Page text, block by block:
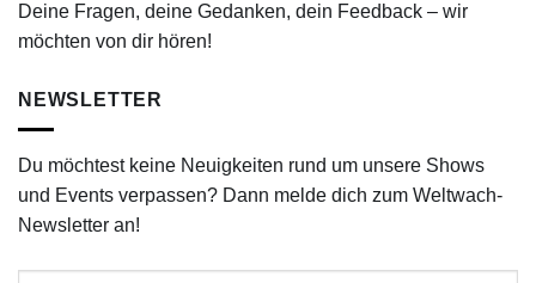
Deine Fragen, deine Gedanken, dein Feedback – wir
möchten von dir hören!
NEWSLETTER
Du möchtest keine Neuigkeiten rund um unsere Shows
und Events verpassen? Dann melde dich zum Weltwach-
Newsletter an!